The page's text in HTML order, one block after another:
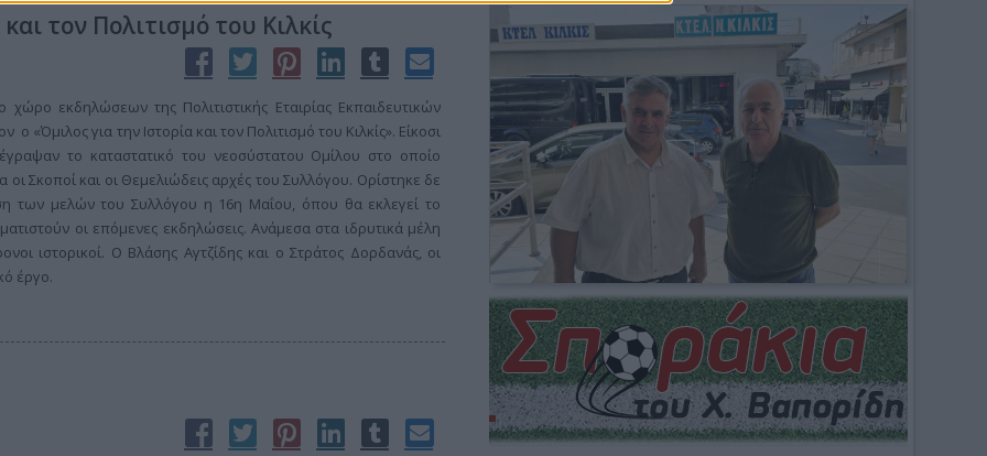
τον Πολιτισμό του Κιλκίς
εκδηλώσεων της Πολιτιστικής Εταιρίας Εκπαιδευτικών
«Όμιλος για την Ιστορία και τον Πολιτισμό του Κιλκίς». Είκοσι
το καταστατικό του νεοσύστατου Ομίλου στο οποίο
οι Σκοποί και οι Θεμελιώδεις αρχές του Συλλόγου. Ορίστηκε δε
των μελών του Συλλόγου η 16η Μαΐου, όπου θα εκλεγεί το
οι επόμενες εκδηλώσεις. Ανάμεσα στα ιδρυτικά μέλη
ιστορικοί. Ο Βλάσης Αγτζίδης και ο Στράτος Δορδανάς, οι
έργο.